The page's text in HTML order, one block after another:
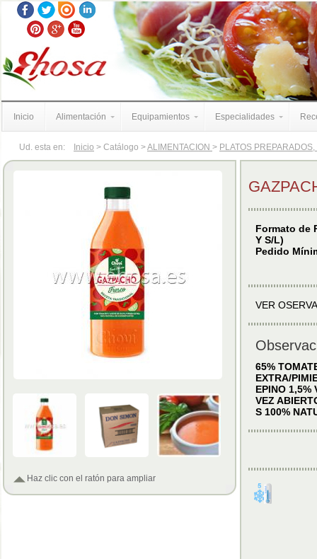
Inicio Alimentación Equipamientos Especialidades
Ud. esta en: Inicio > Catálogo >ALIMENTACION > PLATOS
Haz clic con el ratón para ampliar
Formato de
Y S/L)
Pedido
VER
65%
EXTRA/
EPINO 1,5%
VEZ
S 100%